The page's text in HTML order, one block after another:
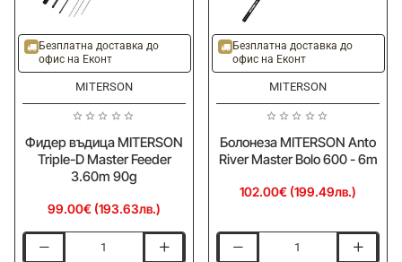
Безплатна доставка до
офис на Еконт
MITERSON
Фидер въдица MITERSON
Triple-D Master Feeder
3.60m 90g
99.00€ (193.63лв.)
Безплатна доставка до
офис на Еконт
MITERSON
Болонеза MITERSON Anto
River Master Bolo 600 - 6m
102.00€ (199.49лв.)